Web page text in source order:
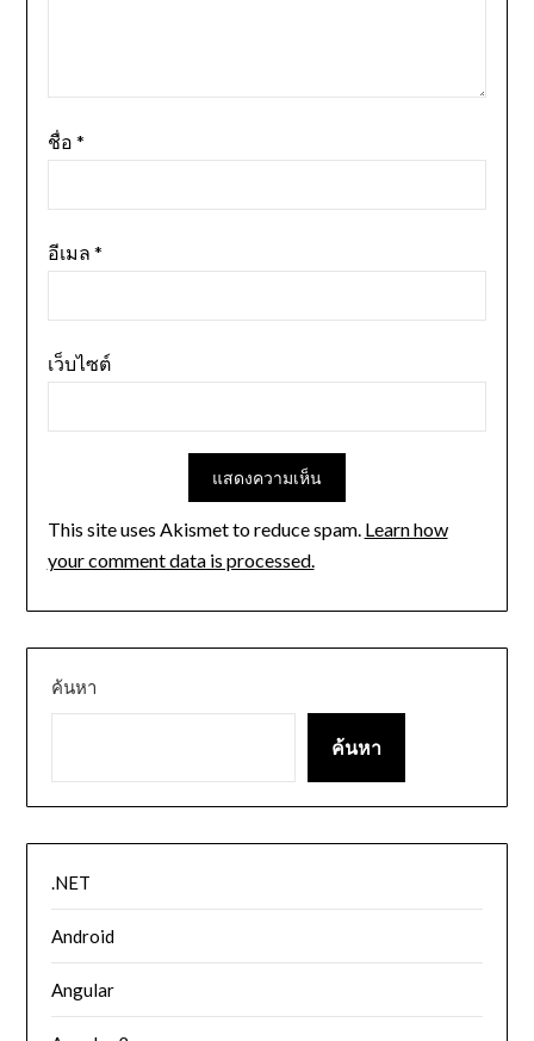
ชื่อ *
อีเมล *
เว็บไซต์
This site uses Akismet to reduce spam. Learn how
your comment data is processed.
ค้นหา
ค้นหา
.NET
Android
Angular